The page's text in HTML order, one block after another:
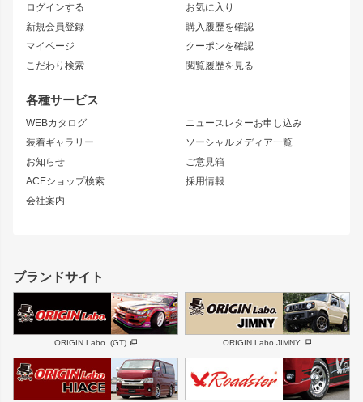
ログインする
新規会員登録
マイページ
こだわり検索
お気に入り
購入履歴を確認
クーポンを確認
閲覧履歴を見る
各種サービス
WEBカタログ
装着ギャラリー
お知らせ
ACEショップ検索
会社案内
ニュースレターお申し込み
ソーシャルメディア一覧
ご意見箱
採用情報
マークX
ニッサン
S15 シルビア
S14 シルビア 後期
S13 シルビア
180SX
シルエイティ
ワンビア
ローレル
セフィーロ
キャラバン
スズキ
GS350
SC
スバル 三菱
デリカ D:5
軽自動車 汎用
リアウイング
ジムニーパーツ
ホイール
MUD-S7
MUD-SR7
まつど家 鉄漢
ボンネット
フェンダー
サイドパーツ
リアゲート
メンテナンスパーツ
ハイエースパーツ
ホイール
DAYTONA-RS
DAYTONA-RS NEO
ブランドサイト
ORIGIN Labo. (GT) ORIGIN Labo.JIMNY